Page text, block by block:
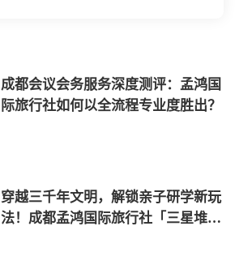
成都会议会务服务深度测评：孟鸿国
际旅行社如何以全流程专业度胜出？
穿越三千年文明，解锁亲子研学新玩
法！成都孟鸿国际旅行社「三星堆